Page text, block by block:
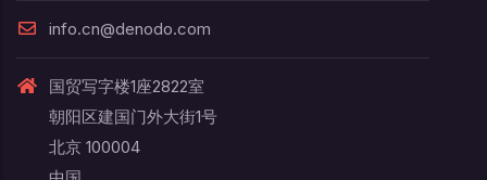
info.cn@denodo.com
国贸写字楼1座2822室
朝阳区建国门外大街1号
北京 100004